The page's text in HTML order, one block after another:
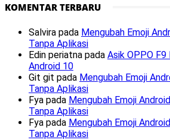
KOMENTAR TERBARU
Salvira pada Mengubah Emoji
Tanpa Aplikasi
Edin periatna pada Asik OPPO F9
Android 10
Git git pada Mengubah Emoji
Tanpa Aplikasi
Fya pada Mengubah Emoji
Tanpa Aplikasi
Fya pada Mengubah Emoji
Tanpa Aplikasi